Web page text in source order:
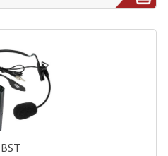
Basse Amplifié
De Basses
Bluetooth
De Studio)
Portables Amplifiées
BST